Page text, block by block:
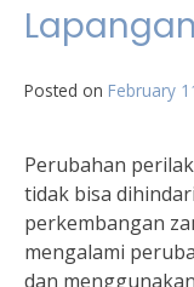
Posted on February
Perubahan
tidak bisa
perkembangan
mengalami
dan